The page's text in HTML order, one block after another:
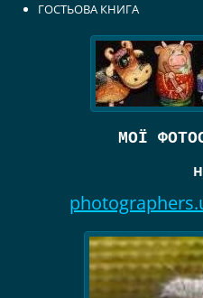
ГОСТЬОВА КНИГА
МОЇ